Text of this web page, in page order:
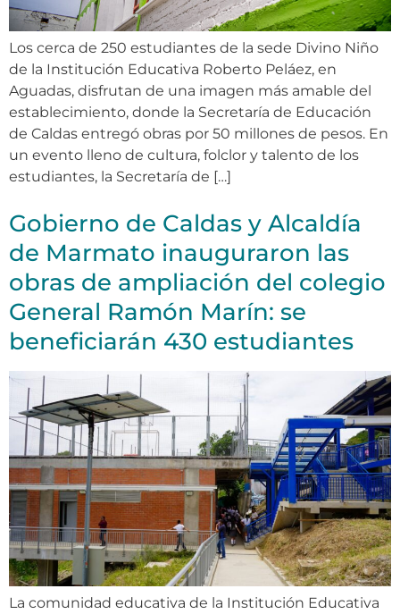
Los cerca de 250 estudiantes de la sede Divino Niño
de la Institución Educativa Roberto Peláez, en
Aguadas, disfrutan de una imagen más amable del
establecimiento, donde la Secretaría de Educación
de Caldas entregó obras por 50 millones de pesos. En
un evento lleno de cultura, folclor y talento de los
estudiantes, la Secretaría de […]
Gobierno de Caldas y Alcaldía
de Marmato inauguraron las
obras de ampliación del colegio
General Ramón Marín: se
beneficiarán 430 estudiantes
La comunidad educativa de la Institución Educativa